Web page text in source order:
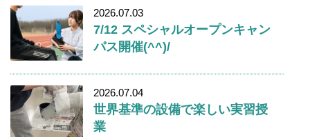
2026.07.03
7/12 スペシャルオープンキャン
パス開催(^^)/
2026.07.04
世界基準の設備で楽しい実習授
業